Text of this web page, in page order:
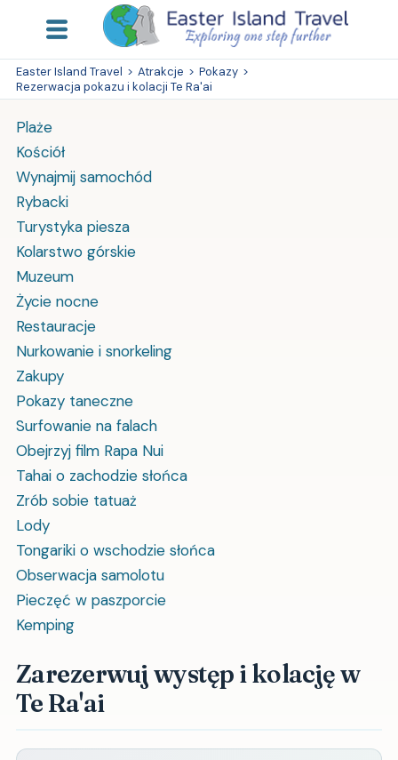
Easter Island Travel > Atrakcje > Pokazy >
Rezerwacja pokazu i kolacji Te Ra'ai
Plaże
Kościół
Wynajmij samochód
Rybacki
Turystyka piesza
Kolarstwo górskie
Muzeum
Życie nocne
Restauracje
Nurkowanie i snorkeling
Zakupy
Pokazy taneczne
Surfowanie na falach
Obejrzyj film Rapa Nui
Tahai o zachodzie słońca
Zrób sobie tatuaż
Lody
Tongariki o wschodzie słońca
Obserwacja samolotu
Pieczęć w paszporcie
Kemping
Zarezerwuj występ i kolację w
Te Ra'ai